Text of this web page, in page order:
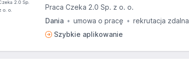
Praca Czeka 2.0 Sp. z o. o.
Dania
umowa o pracę rekrutacja zdalna
Szybkie aplikowanie